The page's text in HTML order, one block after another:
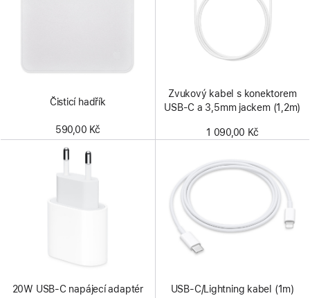
Čisticí hadřík
590,00 Kč
Zvukový kabel s konektorem
USB‑C a 3,5mm jackem (1,2m)
1 090,00 Kč
20W USB‑C napájecí adaptér USB‑C/Lightning kabel (1m)